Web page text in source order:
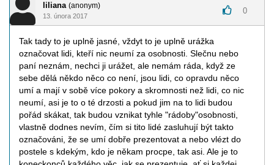
liliana (anonym)
13. února 2017
0
Tak tady to je uplně jasné, vždyt to je uplně urážka
označovat lidi, kteří nic neumí za osobnosti. Slečnu nebo
paní neznám, nechci ji urážet, ale nemám ráda, když ze
sebe dělá někdo něco co není, jsou lidi, co opravdu něco
umí a mají v sobě více pokory a skromnosti než lidi, co nic
neumí, asi je to o té drzosti a pokud jim na to lidi budou
pořád skákat, tak budou vznikat tyhle "rádoby"osobnosti,
vlastně dodnes nevím, čím si tito lidé zasluhují být takto
označováni, že se umí dobře prezentovat a nebo vlézt do
postele s kdekým, kdo je někam procpe, tak asi. Ale je to